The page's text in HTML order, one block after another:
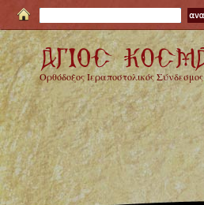
Ορθόδοξος Ιεραποστολικός Σύνδεσμος